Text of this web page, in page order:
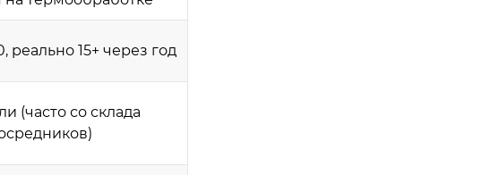
реально 15+ через год
(часто со склада